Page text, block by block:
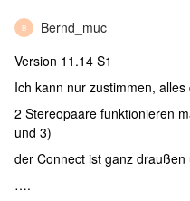
B Bernd_muc
Version 11.14 S1
Ich kann nur zustimmen,
2 Stereopaare funktionieren
und 3)
der Connect ist ganz
….